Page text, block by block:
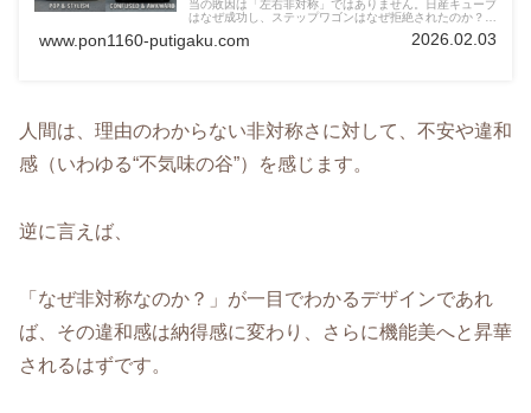
当の敗因は「左右非対称」ではありません。日産キューブ
はなぜ成功し、ステップワゴンはなぜ拒絶されたのか？デ
します。
www.pon1160-putigaku.com 2026.02.03
人間は、理由のわからない非対称さに対して、不安や違和
感（いわゆる“不気味の谷”）を感じます。
逆に言えば、
「なぜ非対称なのか？」が一目でわかるデザインであれ
ば、その違和感は納得感に変わり、さらに機能美へと昇華
されるはずです。